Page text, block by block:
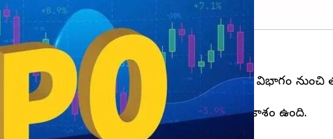
కొనసాగనుంది.
డెంటా వాటర్‌తో పాటు మూడు సంస్థలు ఎస్‌ఎంఈ విభాగం నుంచి
మెయిన్ బోర్డ్‌ నుంచి తొలి పబ్లిక్‌ ఇష్యూ చేపట్టే అవకాశం ఉంది.
లక్ష్యంగా పెట్టుకుంది.